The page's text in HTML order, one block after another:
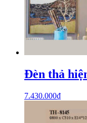
Đèn thả
7.430.000₫